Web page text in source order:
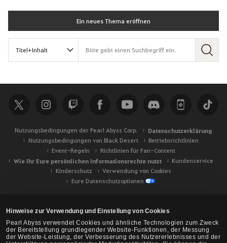
Hinweise zur Verwendung und Einstellung von Cookies
Pearl Abyss verwendet Cookies und ähnliche Technologien zum Zweck
der Bereitstellung grundlegender Website-Funktionen, der Messung
der Website-Leistung, der Verbesserung des Nutzererlebnisses und der
Ein neues Thema eröffnen
S
e
Nutzungsbedingungen der Pearl Abyss Corp. Datenschutzerklärung
Nutzungsbedingungen von Black Desert
Betriebsrichtlinien
Event-Regeln
Richtlinien für Fan-Content
Wie Ihr Eure persönlichen Informationsrechte nutzt
Kundenservice
Kinderschutz
Verwendung von Cookies
Eure Datenschutzoptionen